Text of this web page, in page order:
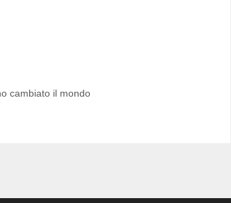
cambiato il mondo